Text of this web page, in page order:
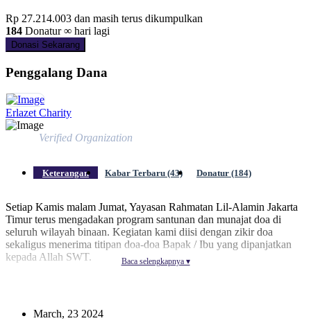
Rp 27.214.003 dan masih terus dikumpulkan
184 Donatur ∞ hari lagi
Donasi Sekarang
Penggalang Dana
Erlazet Charity
Verified Organization
Keterangan Kabar Terbaru (43) Donatur (184)
Setiap Kamis malam Jumat, Yayasan Rahmatan Lil-Alamin Jakarta
Timur terus mengadakan program santunan dan munajat doa di
seluruh wilayah binaan. Kegiatan kami diisi dengan zikir doa
sekaligus menerima titipan doa-doa Bapak / Ibu yang dipanjatkan
kepada Allah SWT.
kami, akan diaaminkan oleh anak-anak yatim. Maka, kami
Baca selengkapnya ▾
March, 23 2024